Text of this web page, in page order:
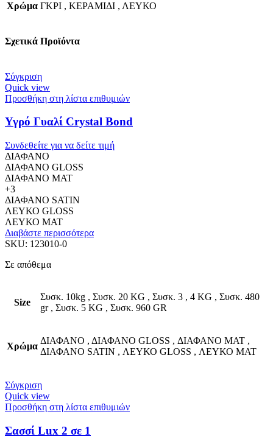
Χρώμα ΓΚΡΙ , ΚΕΡΑΜΙΔΙ , ΛΕΥΚΟ
Σχετικά Προϊόντα
Σύγκριση
Quick view
Προσθήκη στη λίστα επιθυμιών
Υγρό Γυαλί Crystal Bond
Συνδεθείτε για να δείτε τιμή
ΔΙΑΦΑΝΟ
ΔΙΑΦΑΝΟ GLOSS
ΔΙΑΦΑΝΟ MAT
+3
ΔΙΑΦΑΝΟ SATIN
ΛΕΥΚΟ GLOSS
ΛΕΥΚΟ MAT
Διαβάστε περισσότερα
SKU: 123010-0
Σε απόθεμα
Size
Συσκ. 10kg , Συσκ. 20 KG , Συσκ. 3 , 4 KG , Συσκ. 480
gr , Συσκ. 5 KG , Συσκ. 960 GR
Χρώμα
ΔΙΑΦΑΝΟ , ΔΙΑΦΑΝΟ GLOSS , ΔΙΑΦΑΝΟ MAT ,
ΔΙΑΦΑΝΟ SATIN , ΛΕΥΚΟ GLOSS , ΛΕΥΚΟ MAT
Σύγκριση
Quick view
Προσθήκη στη λίστα επιθυμιών
Σασσί Lux 2 σε 1